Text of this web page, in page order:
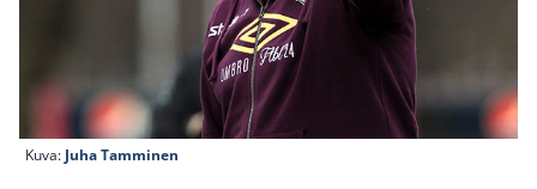
Kuva: Juha Tamminen